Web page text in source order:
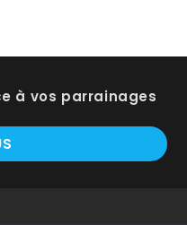
à vos parrainages